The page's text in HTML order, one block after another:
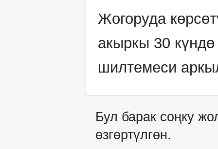
Жогоруда
акыркы 30
шилтемеси
Бул барак соңку
өзгөртүлгөн.